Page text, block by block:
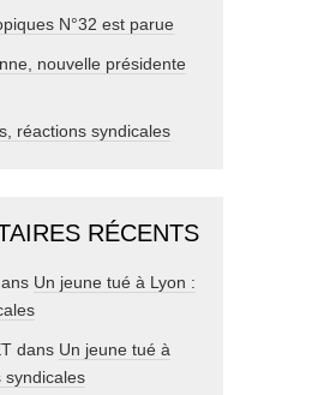
N°32 est parue
nouvelle présidente
réactions syndicales
RÉCENTS
Un jeune tué à Lyon :
dans Un jeune tué à
syndicales